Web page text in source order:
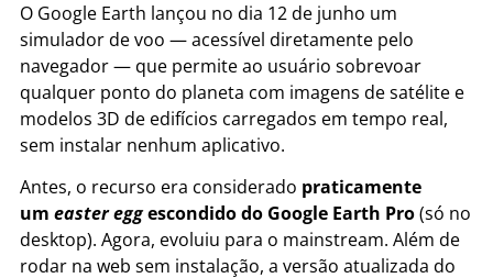
O Google Earth lançou no dia 12 de junho um
simulador de voo — acessível diretamente pelo
navegador — que permite ao usuário sobrevoar
qualquer ponto do planeta com imagens de satélite e
modelos 3D de edifícios carregados em tempo real,
sem instalar nenhum aplicativo.
Antes, o recurso era considerado praticamente
um easter eggescondido do Google Earth Pro(só no
desktop). Agora, evoluiu para o mainstream. Além de
rodar na web sem instalação, a versão atualizada do